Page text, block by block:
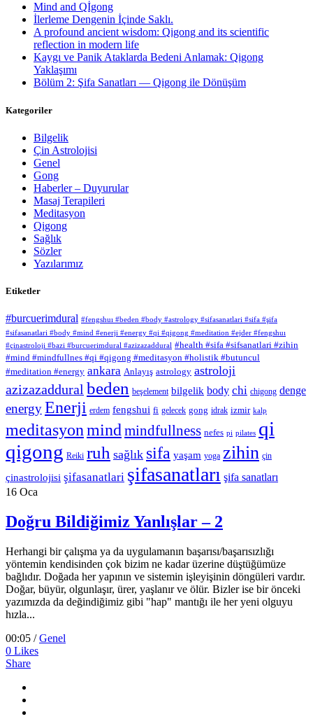
Mind and Qİgong
İlerleme Dengenin İçinde Saklı.
A profound ancient wisdom: Qigong and its scientific
reflection in modern life
Kaygı ve Panik Ataklarda Bedeni Anlamak: Qigong
Yaklaşımı
Bölüm 2: Şifa Sanatları — Qigong ile Dönüşüm
Kategoriler
Bilgelik
Çin Astrolojisi
Genel
Gong
Haberler – Duyurular
Masaj Terapileri
Meditasyon
Qigong
Sağlık
Sözler
Yazılarımız
Etiketler
#burcuerimdural #fengshuı #beden #body #astrology #sifasanatlari #sifa #şifa
#sifasanatlari #body #mind #enerji #energy #qi #qigong #meditation #ejder #fengshuı
#çinastroloji #bazi #burcuerimdural #azizazaddural #health #sifa #sifsanatlari #zihin
#mind #mindfullnes #qi #qigong #meditasyon #holistik #butuncul
#meditation #energy ankara Anlayış astrology astroloji
azizazaddural beden beşelement bilgelik body chi chigong denge
energyEnerji erdem fengshui fi gelecek gong idrak izmir kalp
meditasyonmind mindfullness nefes pi pilates qi
qigong Reiki ruh sağlık sifa yaşam yoga zihin çin
çinastrolojisi şifasanatlari şifasanatları şifa sanatları
16 Oca
Doğru Bildiğimiz Yanlışlar – 2
Herhangi bir çalışma ya da uygulamanın başarısı/başarısızlığı
yöntemin kendisinden çok bizim ne kadar üzerine düştüğümüze
bağlıdır. Doğada her yapının ve sistemin işleyişinin döngüleri vardır.
Doğar, büyür, olgunlaşır, ürer, yaşlanır ve ölür. Bizler ise bir önceki
yazımızda da değindiğimiz gibi "hap" mantığı ile her yeni olguyu
hızla...
00:05 /Genel
0 Likes
Share